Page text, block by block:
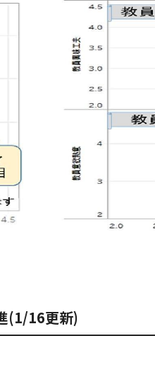
(1/16更新)